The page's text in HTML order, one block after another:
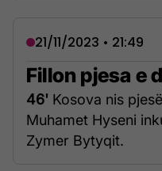
21/11/2023 • 21:49
Fillon pjesa e
46' Kosova nis
Muhamet Hyseni
Zymer Bytyqit.